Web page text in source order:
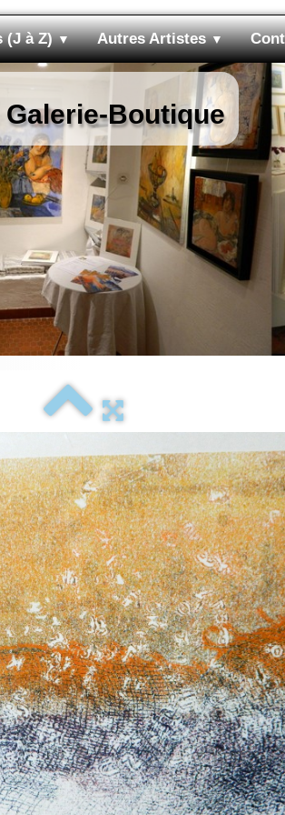
(J à Z)▼ Autres Artistes▼
Galerie-Boutique